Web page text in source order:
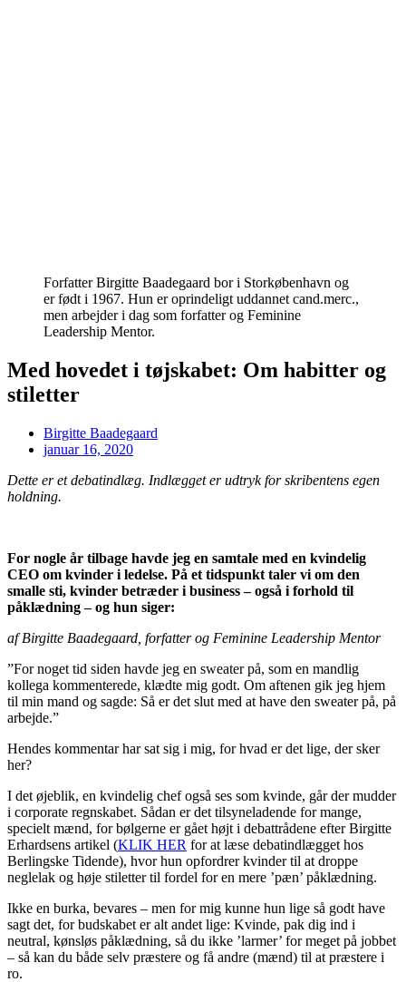
Forfatter Birgitte Baadegaard bor i Storkøbenhavn og
er født i 1967. Hun er oprindeligt uddannet cand.merc.,
men arbejder i dag som forfatter og Feminine
Leadership Mentor.
Med hovedet i tøjskabet: Om habitter og
stiletter
Birgitte Baadegaard
januar 16, 2020
Dette er et debatindlæg. Indlægget er udtryk for skribentens egen
holdning.
For nogle år tilbage havde jeg en samtale med en kvindelig
CEO om kvinder i ledelse. På et tidspunkt taler vi om den
smalle sti, kvinder betræder i business – også i forhold til
påklædning – og hun siger:
af Birgitte Baadegaard, forfatter og Feminine Leadership Mentor
”For noget tid siden havde jeg en sweater på, som en mandlig
kollega kommenterede, klædte mig godt. Om aftenen gik jeg hjem
til min mand og sagde: Så er det slut med at have den sweater på, på
arbejde.”
Hendes kommentar har sat sig i mig, for hvad er det lige, der sker
her?
I det øjeblik, en kvindelig chef også ses som kvinde, går der mudder
i corporate regnskabet. Sådan er det tilsyneladende for mange,
specielt mænd, for bølgerne er gået højt i debattrådene efter Birgitte
Erhardsens artikel (KLIK HER for at læse debatindlægget hos
Berlingske Tidende), hvor hun opfordrer kvinder til at droppe
neglelak og høje stiletter til fordel for en mere ’pæn’ påklædning.
Ikke en burka, bevares – men for mig kunne hun lige så godt have
sagt det, for budskabet er alt andet lige: Kvinde, pak dig ind i
neutral, kønsløs påklædning, så du ikke ’larmer’ for meget på jobbet
– så kan du både selv præstere og få andre (mænd) til at præstere i
ro.